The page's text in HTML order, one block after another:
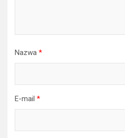
Nazwa *
E-mail *